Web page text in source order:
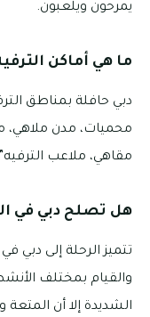
يمرحون ويلعبون.
ما هي أماكن
دبي حافلة بمناطق
محميات‏، مدن ملاهي‏،
مقاهي‏، ملاعب
هل تصلح دبي في
تتميز الرحلة إلى
والقيام بمختلف
الشديدة إلا أن